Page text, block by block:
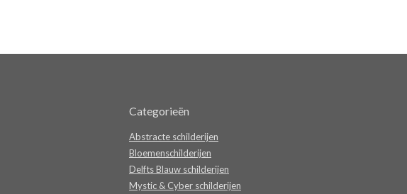
Categorieën
Abstracte schilderijen
Bloemenschilderijen
Delfts Blauw schilderijen
Mystic & Cyber schilderijen